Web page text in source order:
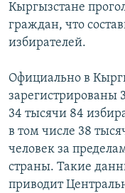
Кыргызстане
граждан, что
избирателей.
Официально в
зарегистрированы
34 тысячи 84
в том числе 38
человек за
страны. Такие
приводит